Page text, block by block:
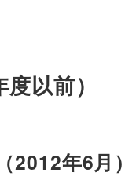
以前）
年6月）